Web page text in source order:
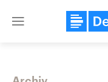
Close